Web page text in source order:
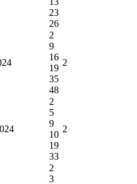
23
26
2
9
16
19
35
48
2
2
5
9
10
19
33
2
2
3